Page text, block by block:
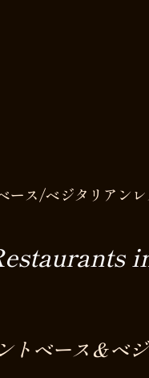
ース/ベジタリアン
トベース＆ベ